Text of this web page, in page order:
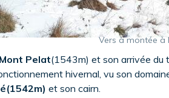
Vers à montée à
Pelat(1543m) et son arrivée du
hivernal, vu son
et son cairn.